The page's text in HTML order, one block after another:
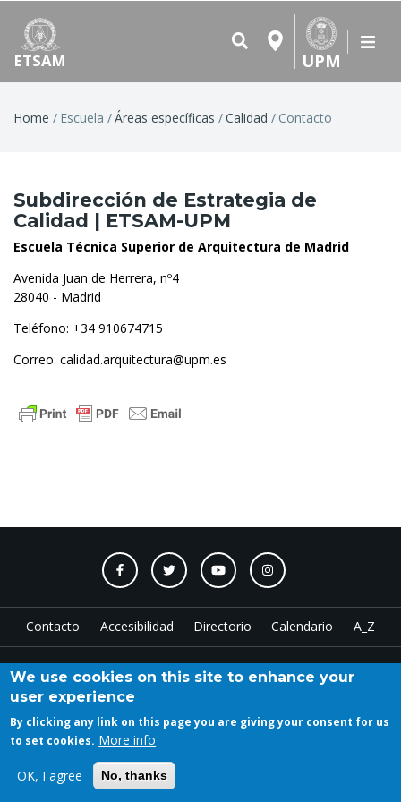
ETSAM UPM
Breadcrumb
Home Escuela Áreas específicas Calidad Contacto
Subdirección de Estrategia de
Calidad | ETSAM-UPM
Escuela Técnica Superior de Arquitectura de Madrid
Avenida Juan de Herrera, nº4
28040 - Madrid
Teléfono: +34 910674715
Correo: calidad.arquitectura@upm.es
Contacto Accesibilidad Directorio Calendario A_Z
Log in
We use cookies on this site to enhance your
user experience
By clicking any link on this page you are giving your consent for us
to set cookies. More info
OK, I agree No, thanks